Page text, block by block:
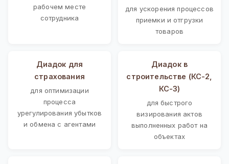
рабочем месте
сотрудника
для ускорения процессов
приемки и отгрузки
товаров
Диадок для
страхования
для оптимизации
процесса
урегулирования убытков
и обмена с агентами
Диадок в
строительстве (КС-2,
КС-3)
для быстрого
визирования актов
выполненных работ на
объектах